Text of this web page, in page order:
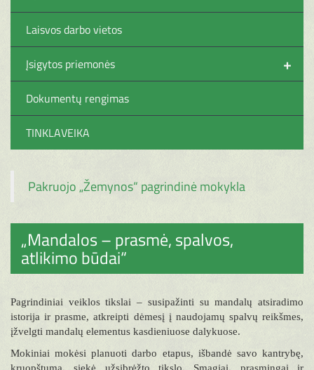
Laisvos darbo vietos
+
Įsigytos priemonės
Dokumentų rengimas
TINKLAVEIKA
Pakruojo „Žemynos“ pagrindinė mokykla
„Mandalos – prasmė, spalvos,
atlikimo būdai“
Pagrindiniai veiklos tikslai – susipažinti su mandalų atsiradimo
istorija ir prasme, atkreipti dėmesį į naudojamų spalvų reikšmes,
įžvelgti mandalų elementus kasdieniuose dalykuose.
Mokiniai mokėsi planuoti darbo etapus, išbandė savo kantrybę,